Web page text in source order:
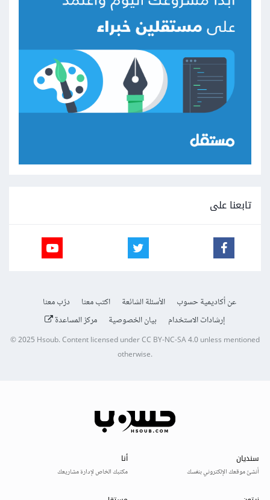
تابعنا على
عن أكاديمية حسوب الأسئلة الشائعة اكتب معنا
درّب معنا
إرشادات الاستخدام
بيان الخصوصية مركز المساعدة
© 2025Hsoub.Content licensed underCC BY-NC-SA 4.0unless mentioned
otherwise.